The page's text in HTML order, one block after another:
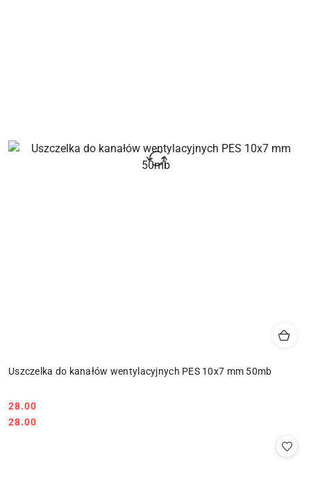
Uszczelka do kanałów wentylacyjnych PES 10x7 mm 50mb
Cena:
28.00
Cena:
28.00